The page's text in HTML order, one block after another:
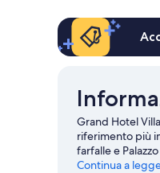
Grand Hotel
riferimento più
farfalle e
Continua a